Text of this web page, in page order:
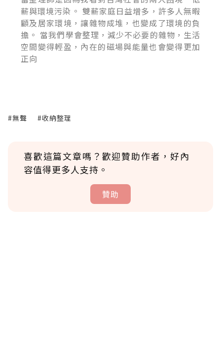
薪與環境污染。 雙薪家庭日益增多，許多人無暇
顧及居家環境，讓雜物成堆，也變成了環境的負
擔。 當我們學會整理，減少不必要的雜物，生活
空間變得輕盈，內在的磁場與能量也會變得更加
正向
#無聲 #收納整理
喜歡這篇文章嗎？歡迎贊助作者，好內
容值得更多人支持。
贊助